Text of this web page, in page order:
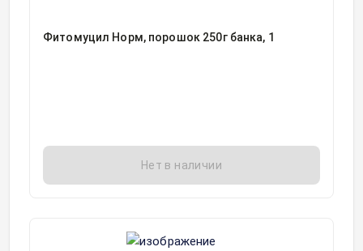
Фитомуцил Норм, порошок 250г банка, 1
Нет в наличии